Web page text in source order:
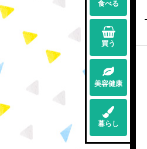
食べる
買う
美容健康
暮らし